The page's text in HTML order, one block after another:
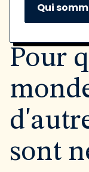
Qui
Pour
sont